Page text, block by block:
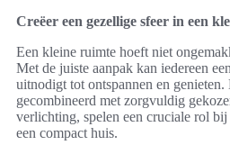
Creëer een gezellige sfeer in een
Een kleine ruimte hoeft niet
Met de juiste aanpak kan iedereen een
uitnodigt tot ontspannen en genieten.
gecombineerd met zorgvuldig
verlichting, spelen een cruciale rol
een compact huis.